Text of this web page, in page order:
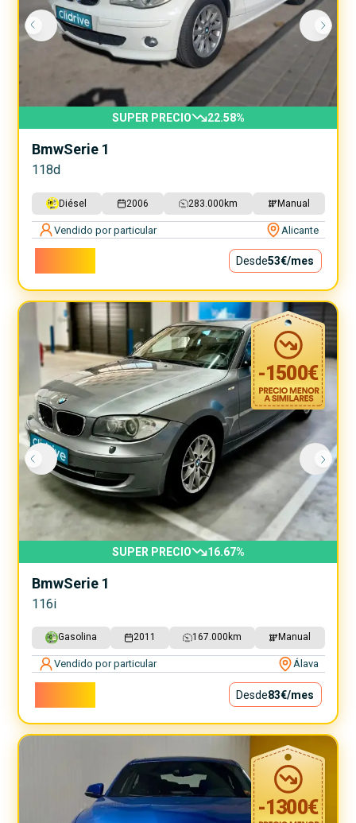
SUPER PRECIO 22.58%
BmwSerie 1
118d
Diésel 2006 283.000 km Manual
Vendido por particular Alicante
Desde53€/mes
-1500€
SUPER PRECIO 16.67%
BmwSerie 1
116i
Gasolina 2011 167.000 km Manual
Vendido por particular Álava
Desde83€/mes
-1300€